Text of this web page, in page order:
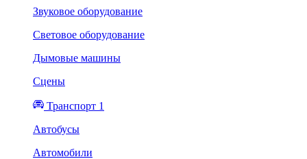
Звуковое оборудование
Световое оборудование
Дымовые машины
Сцены
Транспорт 1
Автобусы
Автомобили